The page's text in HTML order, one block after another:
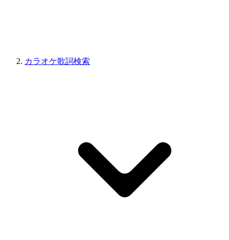
カラオケ歌詞検索